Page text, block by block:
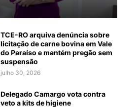
TCE-RO arquiva denúncia sobre
licitação de carne bovina em Vale
do Paraíso e mantém pregão sem
suspensão
julho 30, 2026
Delegado Camargo vota contra
veto a kits de higiene